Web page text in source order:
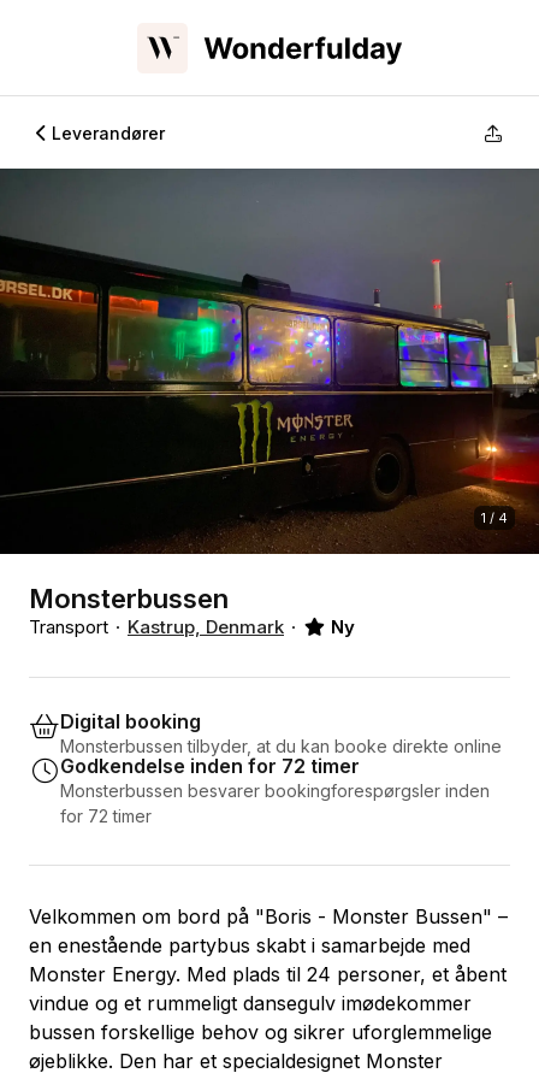
Leverandører
1 / 4
Monsterbussen
Transport Kastrup, Denmark Ny
Digital booking
Monsterbussen tilbyder, at du kan booke direkte online
Godkendelse inden for 72 timer
Monsterbussen besvarer bookingforespørgsler inden
for 72 timer
Velkommen om bord på "Boris - Monster Bussen" –
en enestående partybus skabt i samarbejde med
Monster Energy. Med plads til 24 personer, et åbent
vindue og et rummeligt dansegulv imødekommer
bussen forskellige behov og sikrer uforglemmelige
øjeblikke. Den har et specialdesignet Monster